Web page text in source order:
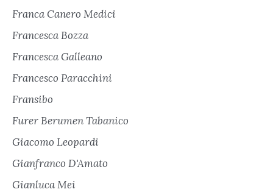
Franca Canero Medici
Francesca Bozza
Francesca Galleano
Francesco Paracchini
Fransibo
Furer Berumen Tabanico
Giacomo Leopardi
Gianfranco D'Amato
Gianluca Mei